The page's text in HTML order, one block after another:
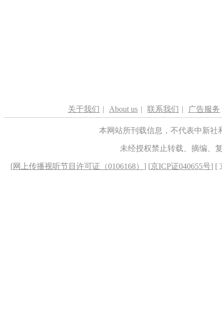
关于我们 | About us | 联系我们 | 广告服务
本网站所刊载信息，不代表中新
未经授权禁止转载、摘编、
[网上传播视听节目许可证（0106168） ] [京ICP证040655号] [